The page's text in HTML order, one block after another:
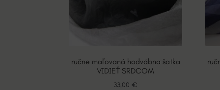
ručne maľovaná hodvábna šatka
VIDIEŤ SRDCOM
33,00 €